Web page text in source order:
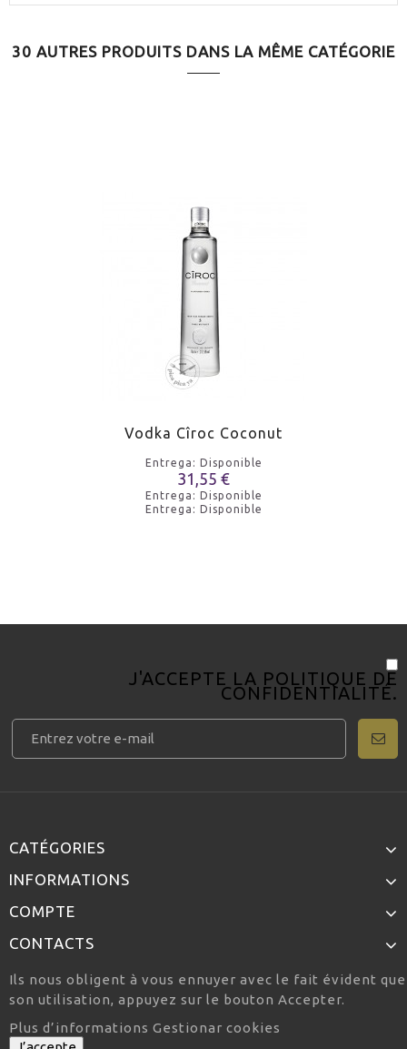
30 AUTRES PRODUITS DANS LA MÊME CATÉGORIE
Vodka Cîroc Coconut
Entrega: Disponible
31,55 €
Entrega: Disponible
Entrega: Disponible
J'ACCEPTE LA POLITIQUE DE
CONFIDENTIALITÉ.
CATÉGORIES
INFORMATIONS
COMPTE
CONTACTS
Ils nous obligent à vous ennuyer avec le fait évident
son utilisation, appuyez sur le bouton Accepter.
Plus d’informations Gestionar cookies